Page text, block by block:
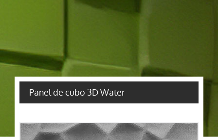
Panel de cubo 3D Water